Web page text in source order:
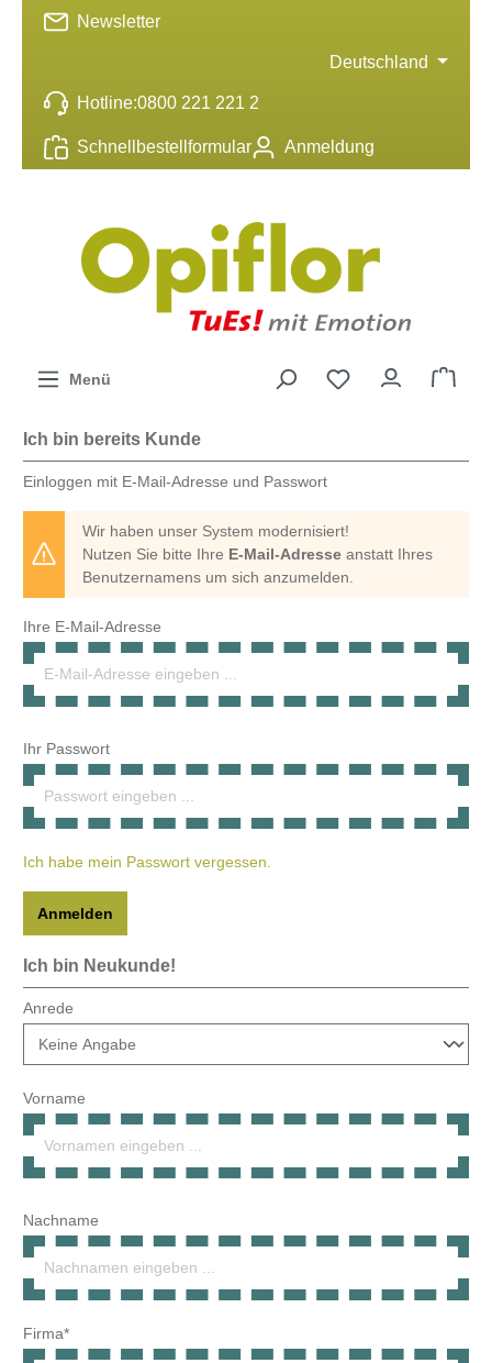
springen
Hotline:0800 221 221 2
Schnellbestellformular Anmeldung
Newsletter
Deutschland
Menü
Ich bin bereits Kunde
Einloggen mit E-Mail-Adresse und Passwort
Wir haben unser System modernisiert!
Nutzen Sie bitte Ihre E-Mail-Adresse anstatt Ihres
Benutzernamens um sich anzumelden.
Ihre E-Mail-Adresse
Ich habe mein Passwort vergessen.
Persönliche Informationen
Anrede
Nachname
Firma*
Abteilung